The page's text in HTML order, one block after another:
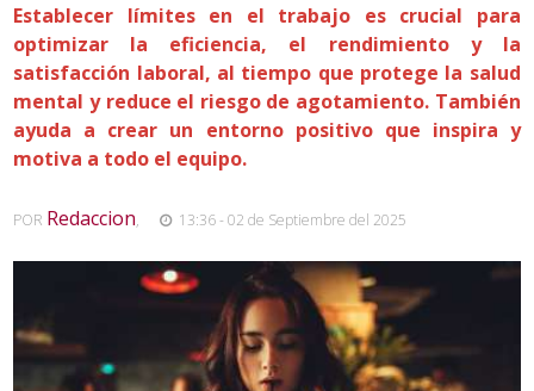
Establecer límites en el trabajo es crucial para
optimizar la eficiencia, el rendimiento y la
satisfacción laboral, al tiempo que protege la salud
mental y reduce el riesgo de agotamiento. También
ayuda a crear un entorno positivo que inspira y
motiva a todo el equipo.
POR Redaccion, 13:36 - 02 de Septiembre del 2025